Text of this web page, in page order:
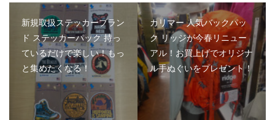
新規取扱ステッカーブラン
ド ステッカーパック 持っ
ているだけで楽しい！もっ
と集めたくなる！
カリマー 人気バックパッ
ク リッジが今春リニュー
アル！お買上げでオリジナ
ル手ぬぐいをプレゼント！